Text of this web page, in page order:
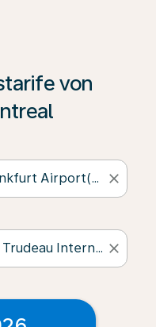
von
close
close